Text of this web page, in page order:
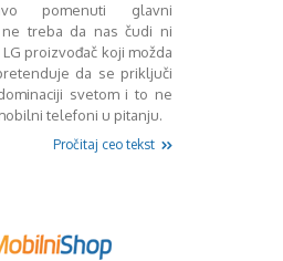
Januar 2014
Februar 2014
Mart 2014
April 2014
Maj 2014
Juni 2014
pomenuti glavni
treba da nas čudi ni
proizvođač koji možda
da se priključi
svetom i to ne
telefoni u pitanju.
Pročitaj ceo tekst